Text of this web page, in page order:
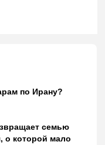
по Ирану?
семью
о которой мало